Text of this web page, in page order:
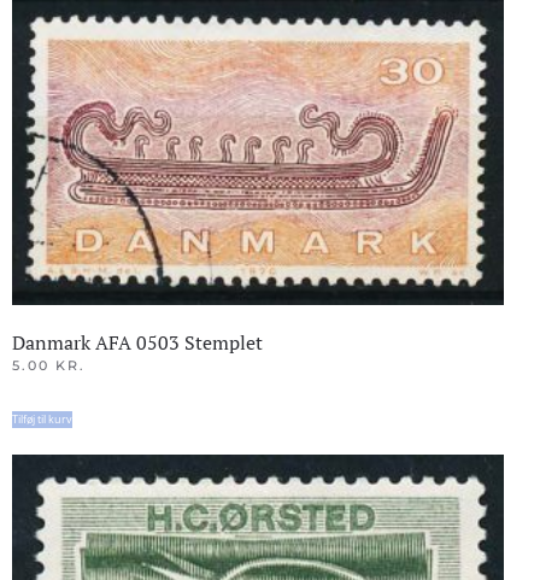
Danmark AFA 0503 Stemplet
5.00 KR.
Tilføj til kurv